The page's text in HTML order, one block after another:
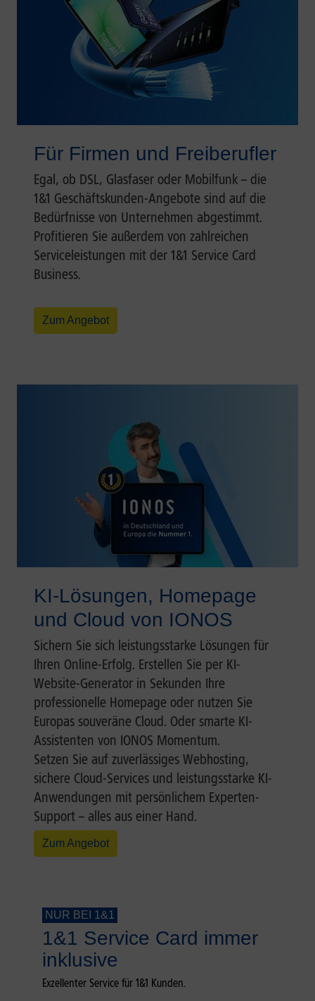
Für Firmen und Freiberufler
Egal, ob DSL, Glasfaser oder Mobilfunk – die
1&1 Geschäftskunden-Angebote sind auf die
Bedürfnisse von Unternehmen abgestimmt.
Profitieren Sie außerdem von zahlreichen
Serviceleistungen mit der 1&1 Service Card
Business.
Zum Angebot
KI-Lösungen, Homepage
und Cloud von IONOS
Sichern Sie sich leistungsstarke Lösungen für
Ihren Online-Erfolg. Erstellen Sie per KI-
Website-Generator in Sekunden Ihre
professionelle Homepage oder nutzen Sie
Europas souveräne Cloud. Oder smarte KI-
Assistenten von IONOS Momentum.
Setzen Sie auf zuverlässiges Webhosting,
sichere Cloud-Services und leistungsstarke KI-
Anwendungen mit persönlichem Experten-
Support – alles aus einer Hand.
Zum Angebot
NUR BEI 1&1
1&1 Service Card immer
inklusive
Exzellenter Service für 1&1 Kunden.